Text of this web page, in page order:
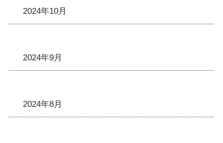
2024年10月
2024年9月
2024年8月